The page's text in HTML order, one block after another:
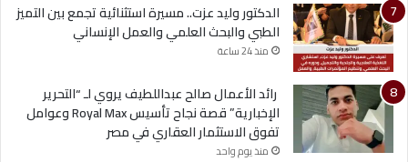
الدكتور وليد عزت.. مسيرة استثنائية تجمع بين التميز
الطبي والبحث العلمي والعمل الإنساني
منذ 24 ساعة
رائد الأعمال صالح عبداللطيف يروي لـ “التحرير
الإخبارية” قصة نجاح تأسيس Royal Max وعوامل
تفوق الاستثمار العقاري في مصر
منذ يوم واحد